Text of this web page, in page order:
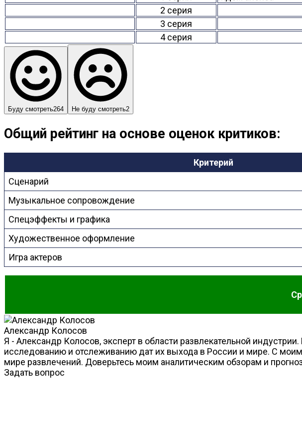
2 серия
3 серия
4 серия
Буду смотреть264 Не буду смотреть2
Общий рейтинг на основе оценок критиков:
Критерий
Сценарий
Музыкальное сопровождение
Спецэффекты и графика
Художественное оформление
Игра актеров
Александр Колосов
Я - Александр Колосов, эксперт в области развлекательной
исследованию и отслеживанию дат их выхода в России и мире. С
мире развлечений. Доверьтесь моим аналитическим обзорам и
Задать вопрос